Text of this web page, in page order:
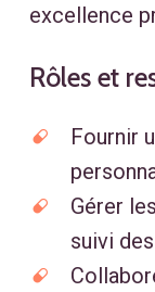
excellence
Rôles et
Fournir
Gérer
suivi